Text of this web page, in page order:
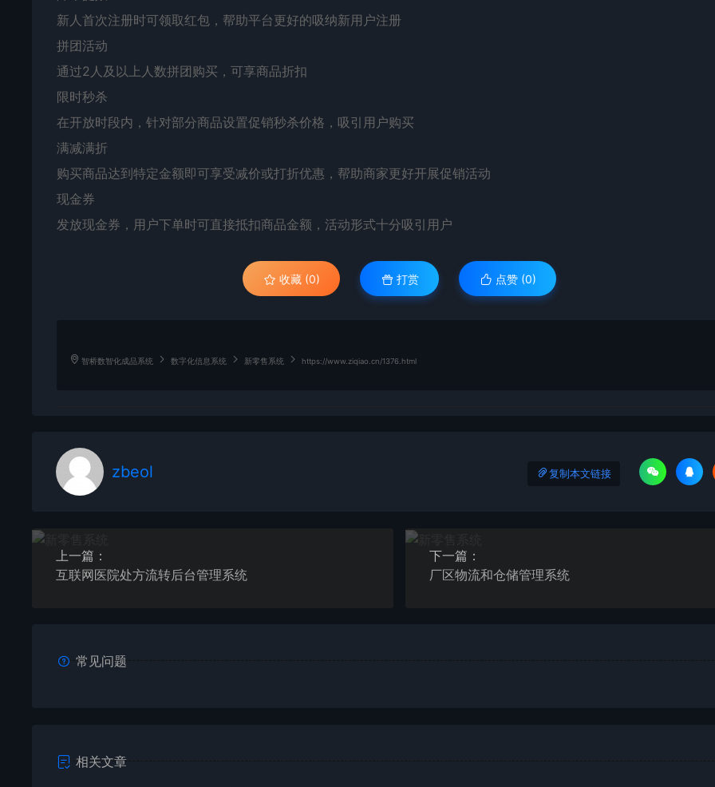
新人首次注册时可领取红包，帮助平台更好的吸纳新用户注册
拼团活动
通过2人及以上人数拼团购买，可享商品折扣
限时秒杀
在开放时段内，针对部分商品设置促销秒杀价格，吸引用户购买
满减满折
购买商品达到特定金额即可享受减价或打折优惠，帮助商家更好开展促销活动
现金券
发放现金券，用户下单时可直接抵扣商品金额，活动形式十分吸引用户
收藏 (0) 打赏 点赞 (0)
智桥数智化成品系统 数字化信息系统 新零售系统 https://www.ziqiao.cn/1376.html
zbeol 复制本文链接
上一篇：
互联网医院处方流转后台管理系统
下一篇：
厂区物流和仓储管理系统
常见问题
相关文章